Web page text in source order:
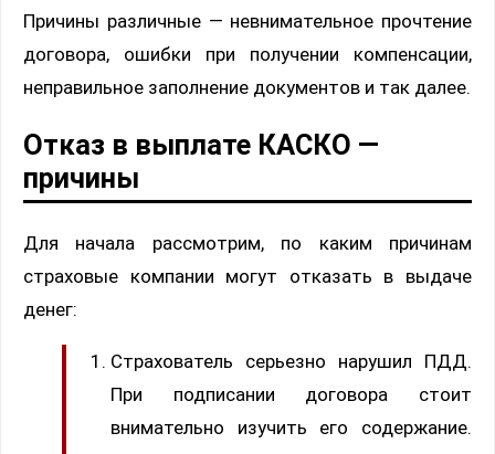
Причины различные — невнимательное прочтение
договора, ошибки при получении компенсации,
неправильное заполнение документов и так далее.
Отказ в выплате КАСКО —
причины
Для начала рассмотрим, по каким причинам
страховые компании могут отказать в выдаче
денег:
Страхователь серьезно нарушил ПДД.
При подписании договора стоит
внимательно изучить его содержание.